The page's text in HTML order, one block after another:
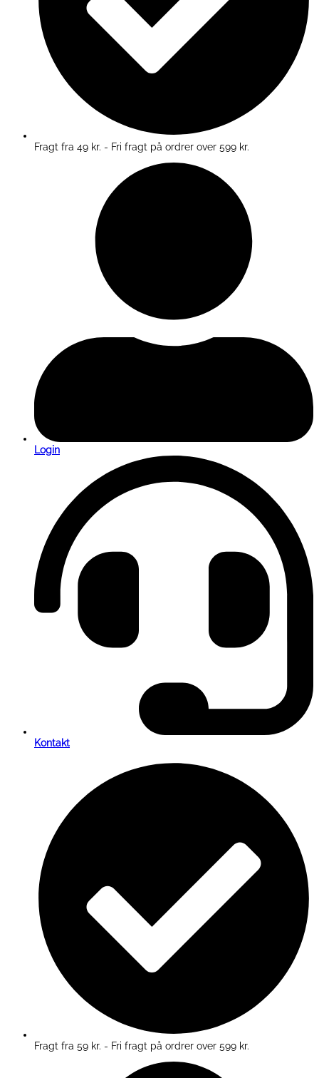
Fragt fra 49 kr. - Fri fragt på ordrer over 599 kr.
Login
Kontakt
Fragt fra 59 kr. - Fri fragt på ordrer over 599 kr.